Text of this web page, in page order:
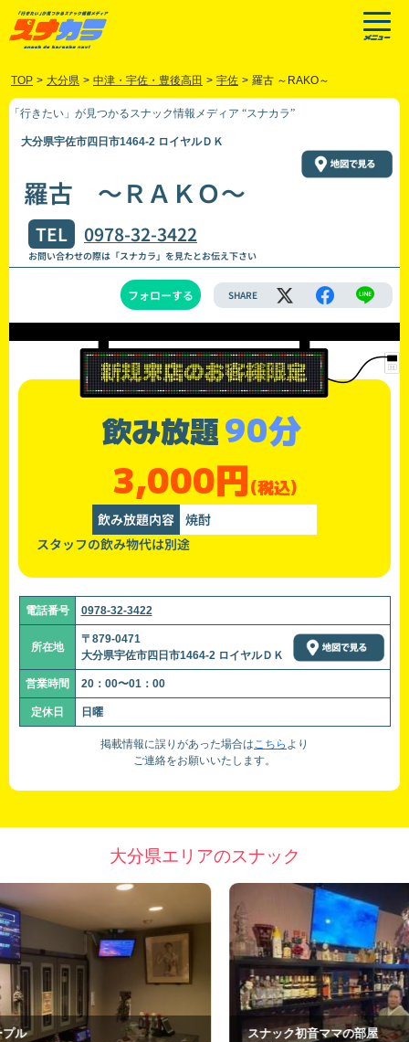
TOP > 大分県 > 中津・宇佐・豊後高田 > 宇佐 > 羅古 ～RAKO～
「行きたい」が見つかるスナック情報メディア “スナカラ”
大分県宇佐市四日市1464-2 ロイヤルＤＫ
羅古 ～ＲＡＫＯ～
TEL 0978-32-3422
お問い合わせの際は「スナカラ」を見たとお伝え下さい
フォローする SHARE
飲み放題90分
3,000円(税込)
飲み放題内容 焼酎
スタッフの飲み物代は別途
電話番号 0978-32-3422
所在地
〒879-0471
大分県宇佐市四日市1464-2 ロイヤルＤＫ
営業時間 20：00〜01：00
定休日 日曜
掲載情報に誤りがあった場合はこちら より
ご連絡をお願いいたします。
大分県エリアのスナック
スナック初音ママの部屋